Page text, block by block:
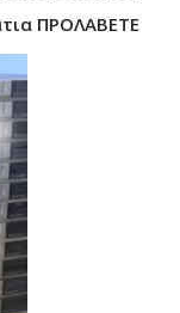
ΠΡΟΛΑΒΕΤΕ